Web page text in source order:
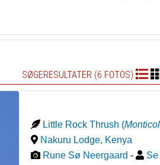
SØGERESULTATER (6 FOTOS)
Little Rock Thrush (
Nakuru Lodge, Kenya
Rune Sø Neergaard - Se